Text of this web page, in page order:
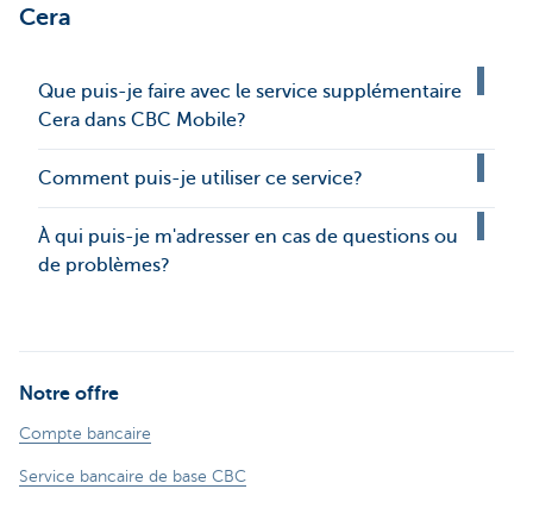
Cera
Que puis-je faire avec le service supplémentaire
Cera dans CBC Mobile?
Comment puis-je utiliser ce service?
À qui puis-je m'adresser en cas de questions ou
de problèmes?
Notre offre
Compte bancaire
Service bancaire de base CBC